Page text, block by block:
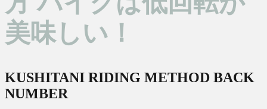
美味しい！
KUSHITANI RIDING METHOD BACK
NUMBER